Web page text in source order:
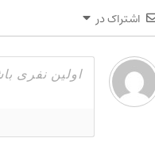
اشتراک در